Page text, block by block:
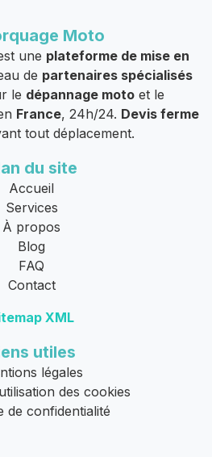
Moto
une plateforme de mise en
de partenaires spécialisés
le dépannage moto et le
France, 24h/24. Devis ferme
tout déplacement.
du site
Accueil
Services
À propos
Blog
FAQ
Contact
XML
utiles
légales
des cookies
de confidentialité